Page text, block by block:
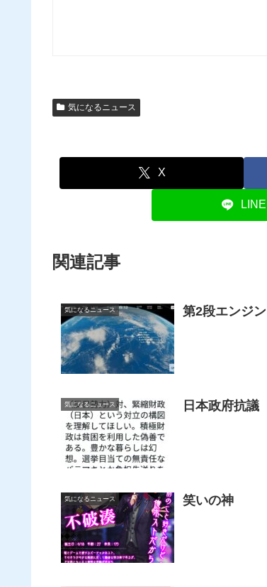
気になるニュース
X
LINE
関連記事
気になるニュース 第2段エンジン
気になるニュース 日本政府抗議
気になるニュース 笑いの神